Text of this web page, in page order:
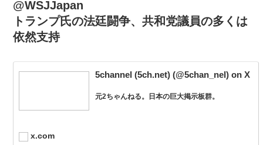
@WSJJapan
トランプ氏の法廷闘争、共和党議員の多くは
依然支持
5channel (5ch.net) (@5chan_nel) on X
元2ちゃんねる。日本の巨大掲示板群。
x.com